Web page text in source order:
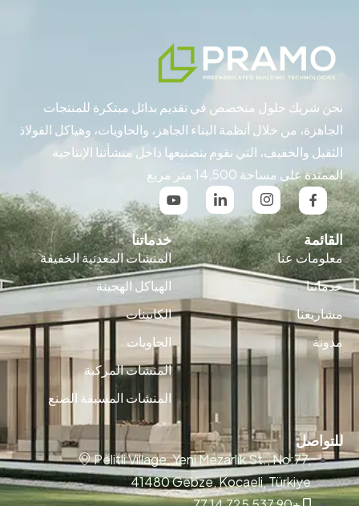
نحن شريك حلول متخصص في تقديم بدائل مبتكرة للمنتجات
الجاهزة، من خلال أنظمة البناء الجاهز، والحاويات، وهياكل الفولاذ
الثقيل والخفيف، التي نقوم بتصنيعها داخل منشأتنا الإنتاجية
الممتدة على مساحة 14,500 متر مربع
القائمة
معلومات عنا
خدماتنا
مشاريعنا
مدونة
خدماتنا
المنشات المعدنية الخفيفة
الهياكل الهجينة
الكابينات
الحاويات
المنشات المركبة
المنشات المسبقة الصنع
للتواصل
Pelitli Village, Yeni Mezarlık St., No:77,
41480 Gebze, Kocaeli, Türkiye